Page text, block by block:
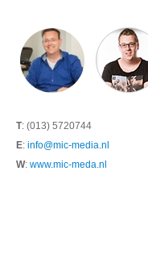
T: (013) 5720744
E: info@mic-media.nl
W: www.mic-meda.nl